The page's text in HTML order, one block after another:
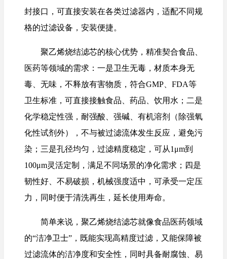
封接口，可直接安装在各类过滤器内，适配不同规
格的过滤设备，安装便捷。
聚乙烯烧结滤芯的核心优势，精准契合食品、
医药等领域的需求：一是卫生无毒，材质本身无
毒、无味，不释放有害物质，符合GMP、FDA等
卫生标准，可直接接触食品、药品、饮用水；二是
化学稳定性强，耐强酸、强碱、有机溶剂（除强氧
化性试剂外），不与被过滤流体发生反应，避免污
染；三是孔径均匀，过滤精度稳定，可从1μm到
100μm灵活定制，满足不同场景的净化需求；四是
韧性好、不易破损，机械强度适中，可承受一定压
力，同时便于清洗再生，延长使用寿命。
简单来说，聚乙烯烧结滤芯就像食品医药领域
的“洁净卫士”，既能实现高精度过滤，又能保障被
过滤流体的洁净度和安全性，同时具备耐腐蚀、易